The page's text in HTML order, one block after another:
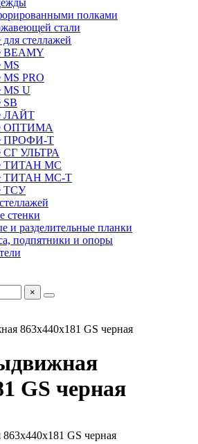
полками
стали
стеллажей
BEAMY
MS
PRO
MS U
SB
ЛАЙТ
ОПТИМА
ПРОФИ-Т
СГ УЛЬТРА
ТИТАН МС
ТИТАН МС-Т
ТСУ
стенки
и разделительные планки
подпятники и опоры
×
863x440x181 GS черная
GS черная